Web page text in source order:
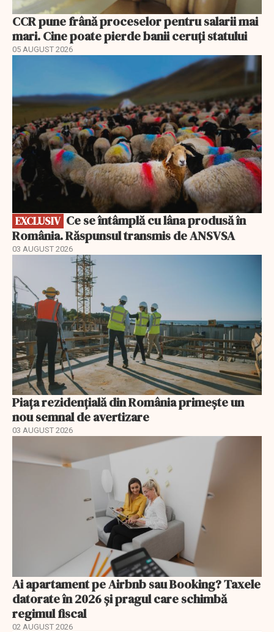
CCR pune frână proceselor pentru salarii mai
mari. Cine poate pierde banii ceruți statului
05 AUGUST 2026
EXCLUSIV
România. Răspunsul transmis de ANSVSA
03 AUGUST 2026
Piața rezidențială din România primește un
nou semnal de avertizare
03 AUGUST 2026
Ai apartament pe Airbnb sau Booking? Taxele
datorate în 2026 și pragul care schimbă
regimul fiscal
02 AUGUST 2026